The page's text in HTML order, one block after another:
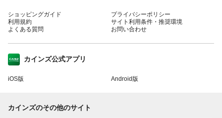
ショッピングガイド
利用規約
よくある質問
プライバシーポリシー
サイト利用条件・推奨環境
お問い合わせ
カインズ公式アプリ
iOS版 Android版
カインズのその他のサイト